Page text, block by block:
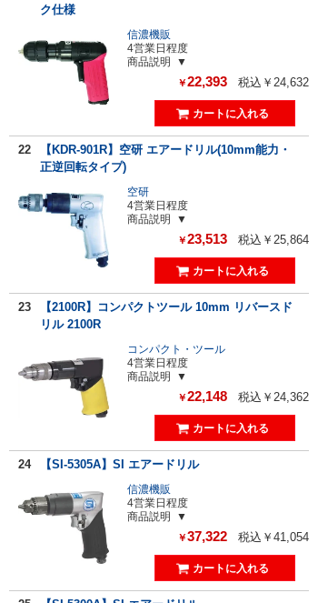
ク仕様
信濃機販
4営業日程度
商品説明
￥22,393 税込￥24,632
22
【KDR-901R】空研 エアードリル(10mm能力・
正逆回転タイプ)
空研
4営業日程度
商品説明
￥23,513 税込￥25,864
23
【2100R】コンパクトツール 10mm リバースド
リル 2100R
コンパクト・ツール
4営業日程度
商品説明
￥22,148 税込￥24,362
24 【SI-5305A】SI エアードリル
信濃機販
4営業日程度
商品説明
￥37,322 税込￥41,054